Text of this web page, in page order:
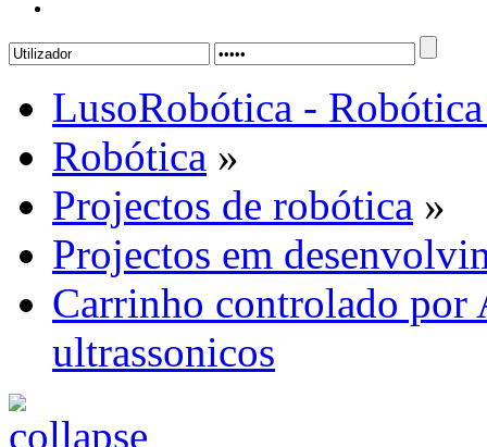
LusoRobótica -
Robótica »
Projectos de robótica »
Projectos em
Carrinho controlado por
ultrassonicos